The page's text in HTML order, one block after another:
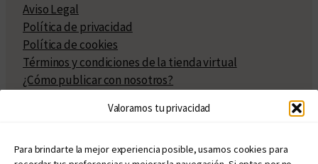
Valoramos tu privacidad
Para brindarte la mejor experiencia posible, usamos cookies para
Aviso Legal
Política de privacidad
Política de cookies
Términos y condiciones de la tienda virtual
¿Cómo publicar con nosotros?
Políticas de publicación
Políticas de coedición